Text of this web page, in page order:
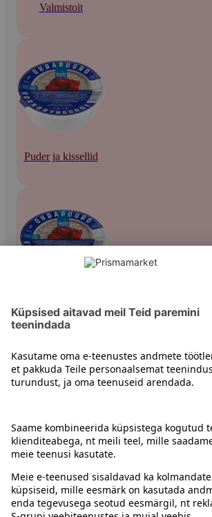
Valmistoit
Puder ja kissellid
Pudrud ja püreesupid
Juhised
Tingimused